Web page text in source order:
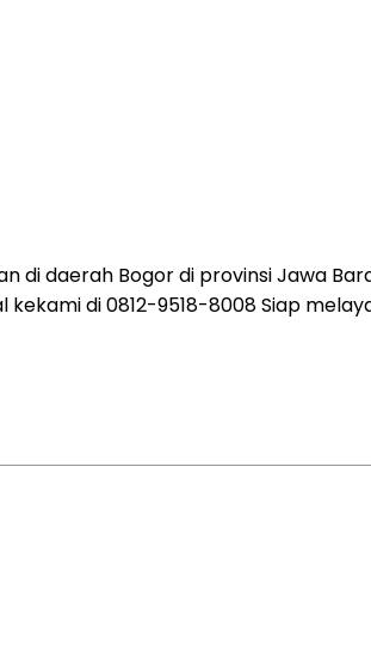
di daerah Bogor di provinsi Jawa
di 0812-9518-8008 Siap